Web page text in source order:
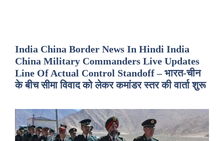
India China Border News In Hindi India
China Military Commanders Live Updates
Line Of Actual Control Standoff – भारत-चीन
के बीच सीमा विवाद को लेकर कमांडर स्तर की वार्ता शुरू